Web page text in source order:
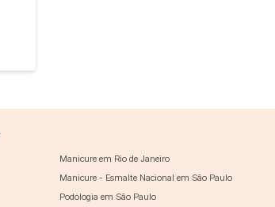
Manicure em Rio de Janeiro
Manicure - Esmalte Nacional em São Paulo
Podologia em São Paulo